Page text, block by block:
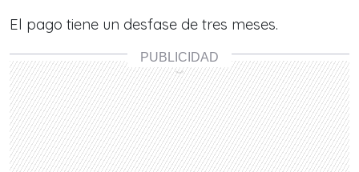
El pago tiene un desfase de tres meses.